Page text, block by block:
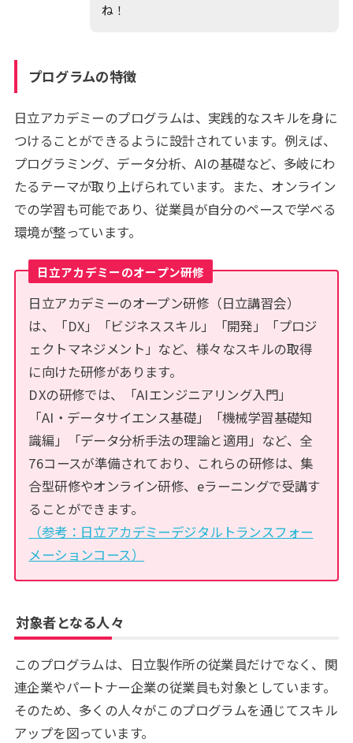
ね！
プログラムの特徴
日立アカデミーのプログラムは、実践的なスキルを身に
つけることができるように設計されています。例えば、
プログラミング、データ分析、AIの基礎など、多岐にわ
たるテーマが取り上げられています。また、オンライン
での学習も可能であり、従業員が自分のペースで学べる
環境が整っています。
日立アカデミーのオープン研修
日立アカデミーのオープン研修（日立講習会）
は、「DX」「ビジネススキル」「開発」「プロジ
ェクトマネジメント」など、様々なスキルの取得
に向けた研修があります。
DXの研修では、「AIエンジニアリング入門」
「AI・データサイエンス基礎」「機械学習基礎知
識編」「データ分析手法の理論と適用」など、全
76コースが準備されており、これらの研修は、集
合型研修やオンライン研修、eラーニングで受講す
ることができます。
（参考：日立アカデミーデジタルトランスフォー
メーションコース）
対象者となる人々
このプログラムは、日立製作所の従業員だけでなく、関
連企業やパートナー企業の従業員も対象としています。
そのため、多くの人々がこのプログラムを通じてスキル
アップを図っています。